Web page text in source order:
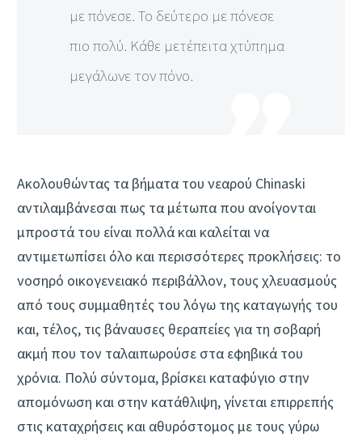
με πόνεσε. Το δεύτερο με πόνεσε
πιο πολύ. Κάθε μετέπειτα χτύπημα
μεγάλωνε τον πόνο.
Ακολουθώντας τα βήματα του νεαρού Chinaski
αντιλαμβάνεσαι πως τα μέτωπα που ανοίγονται
μπροστά του είναι πολλά και καλείται να
αντιμετωπίσει όλο και περισσότερες προκλήσεις: το
νοσηρό οικογενειακό περιβάλλον, τους χλευασμούς
από τους συμμαθητές του λόγω της καταγωγής του
και, τέλος, τις βάναυσες θεραπείες για τη σοβαρή
ακμή που τον ταλαιπωρούσε στα εφηβικά του
χρόνια. Πολύ σύντομα, βρίσκει καταφύγιο στην
απομόνωση και στην κατάθλιψη, γίνεται επιρρεπής
στις καταχρήσεις και αθυρόστομος με τους γύρω